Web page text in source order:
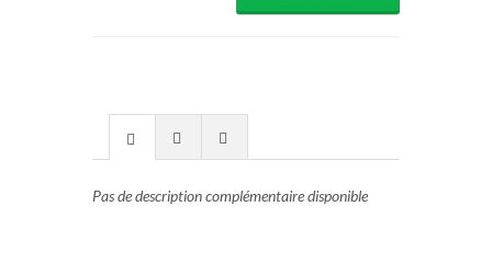
Pas de description complémentaire disponible